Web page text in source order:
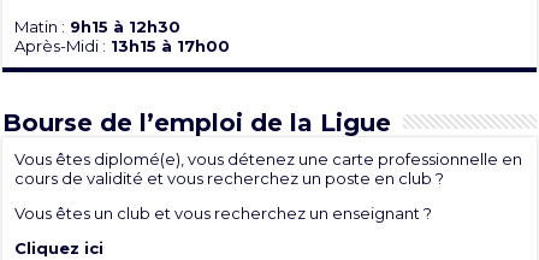
Matin : 9h15 à 12h30
Après-Midi : 13h15 à 17h00
Bourse de l’emploi de la Ligue
Vous êtes diplomé(e), vous détenez une carte professionnelle en
cours de validité et vous recherchez un poste en club ?
Vous êtes un club et vous recherchez un enseignant ?
Cliquez ici